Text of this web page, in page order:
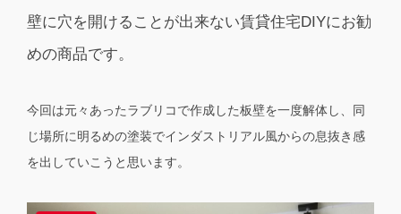
壁に穴を開けることが出来ない賃貸住宅DIYにお勧
めの商品です。
今回は元々あったラブリコで作成した板壁を一度解体し、同
じ場所に明るめの塗装でインダストリアル風からの息抜き感
を出していこうと思います。